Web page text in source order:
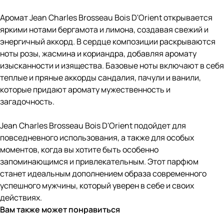
Аромат Jean Charles Brosseau Bois D'Orient открывается
яркими нотами бергамота и лимона, создавая свежий и
энергичный аккорд. В сердце композиции раскрываются
ноты розы, жасмина и кориандра, добавляя аромату
изысканности и изящества. Базовые ноты включают в себя
теплые и пряные аккорды сандалия, пачули и ванили,
которые придают аромату мужественность и
загадочность.
Jean Charles Brosseau Bois D'Orient подойдет для
повседневного использования, а также для особых
моментов, когда вы хотите быть особенно
запоминающимся и привлекательным. Этот парфюм
станет идеальным дополнением образа современного
успешного мужчины, который уверен в себе и своих
действиях.
Вам также может понравиться